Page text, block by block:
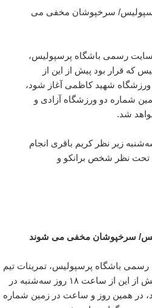
سرخپوشان مخفی می
سایت رسمی باشگاه پرسپولیس،
که قرار بود پیش از این از
در ورزشگاه شهید کاظمی آغاز شود،
شماره دو ورزشگاه آزادی و
شد.
زیر نظر کریم باقری انجام
تحت نظر شخص برانکو و
سرخپوشان مخفی می شوند
باشگاه پرسپولیس، تمرینات تیم
فوتبال پرسپولیس که قرار بود پیش از این از ساعت ۱۸ روز سه‌شنبه در
در همین روز و ساعت در زمین شماره